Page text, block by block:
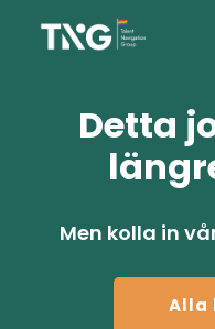
Detta
Men kolla in
Alla